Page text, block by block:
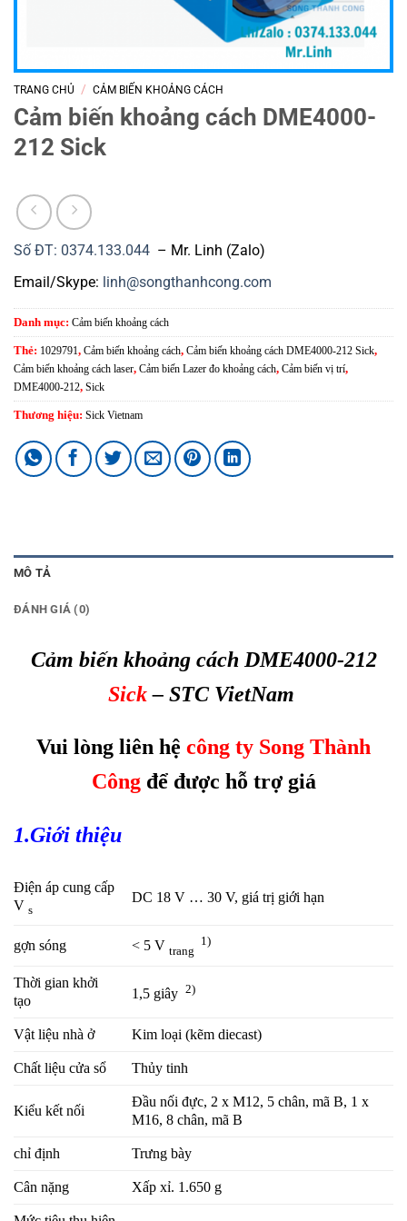
TRANG CHỦ / CẢM BIẾN KHOẢNG CÁCH
Cảm biến khoảng cách DME4000-
212 Sick
Số ĐT: 0374.133.044 – Mr. Linh (Zalo)
Email/Skype: linh@songthanhcong.com
Danh mục: Cảm biến khoảng cách
Thẻ: 1029791, Cảm biến khoảng cách, Cảm biến khoảng cách DME4000-212 Sick,
Cảm biến khoảng cách laser, Cảm biến Lazer đo khoảng cách, Cảm biến vị trí,
DME4000-212, Sick
Thương hiệu: Sick Vietnam
MÔ TẢ
ĐÁNH GIÁ (0)
Cảm biến khoảng cách DME4000-212
Sick – STC VietNam
Vui lòng liên hệ công ty Song Thành
Côngđể được hỗ trợ giá
1.Giới thiệu
Điện áp cung cấp
V s
DC 18 V … 30 V, giá trị giới hạn
gợn sóng < 5 V trang
1)
Thời gian khởi
tạo
1,5 giây 2)
Vật liệu nhà ở Kim loại (kẽm diecast)
Chất liệu cửa sổ Thủy tinh
Kiểu kết nối
Đầu nối đực, 2 x M12, 5 chân, mã B, 1 x
M16, 8 chân, mã B
chỉ định Trưng bày
Cân nặng Xấp xỉ. 1.650 g